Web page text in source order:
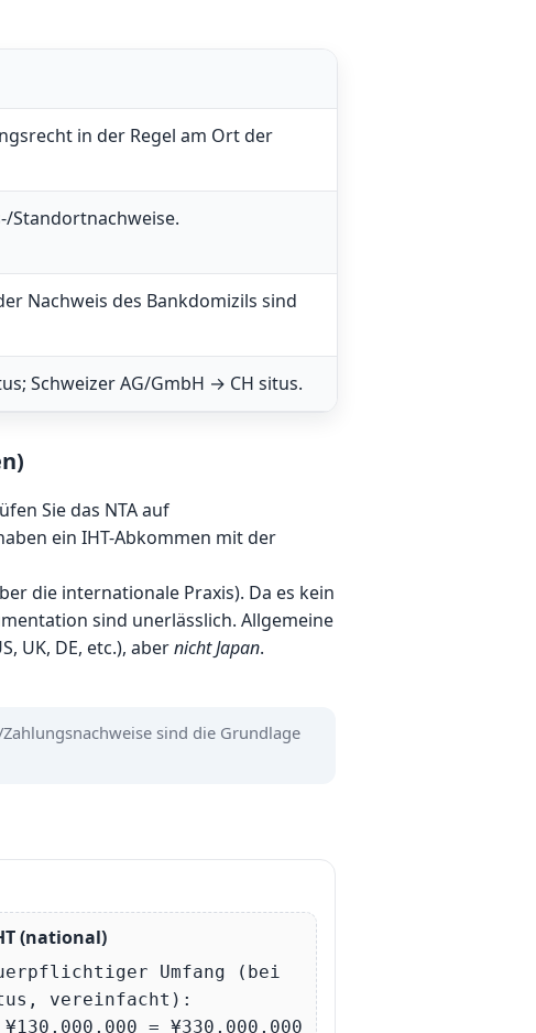
in der Regel am Ort der
Standortnachweise.
Nachweis des Bankdomizils sind
Schweizer AG/GmbH → CH situs.
Sie das NTA auf
ein IHT-Abkommen mit der
die internationale Praxis). Da es kein
sind unerlässlich. Allgemeine
UK, DE, etc.), abernicht Japan.
sind die Grundlage
(national)
Umfang (bei
vereinfacht):
= ¥330,000,000